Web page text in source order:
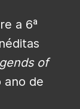
a 6ª
of
ano de